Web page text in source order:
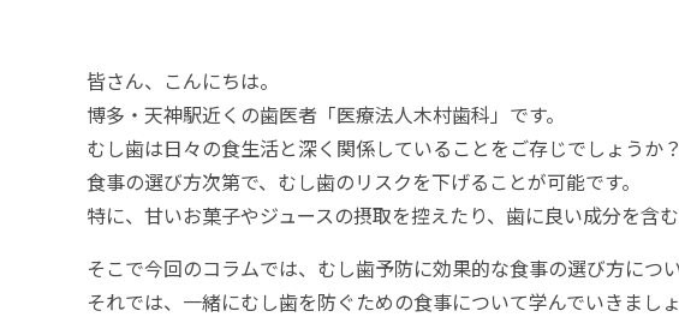
皆さん、こんにちは。
博多・天神駅近くの歯医者「医療法人木村歯科」です。
むし歯は日々の食生活と深く関係していることをご存じでしょうか？
食事の選び方次第で、むし歯のリスクを下げることが可能です。
特に、甘いお菓子やジュースの摂取を控えたり、歯に良い成分を含
そこで今回のコラムでは、むし歯予防に効果的な食事の選び方につ
それでは、一緒にむし歯を防ぐための食事について学んでいきましょ